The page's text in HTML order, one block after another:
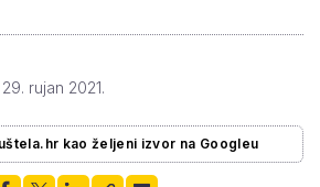
29. rujan 2021.
kao željeni izvor na Googleu